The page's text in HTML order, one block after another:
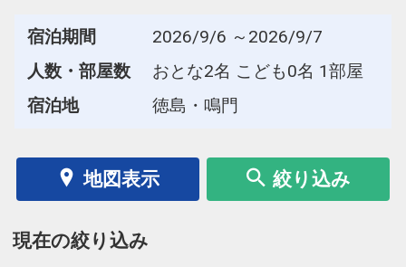
宿泊期間
2026/9/6 ～2026/9/7
人数・部屋数
おとな2名 こども0名 1部屋
宿泊地
徳島・鳴門
地図表示 絞り込み
現在の絞り込み